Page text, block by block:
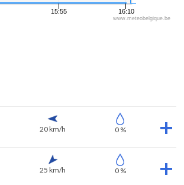
15:55 16:10
www.meteobelgique.be
20 km/h 0 %
25 km/h 0 %